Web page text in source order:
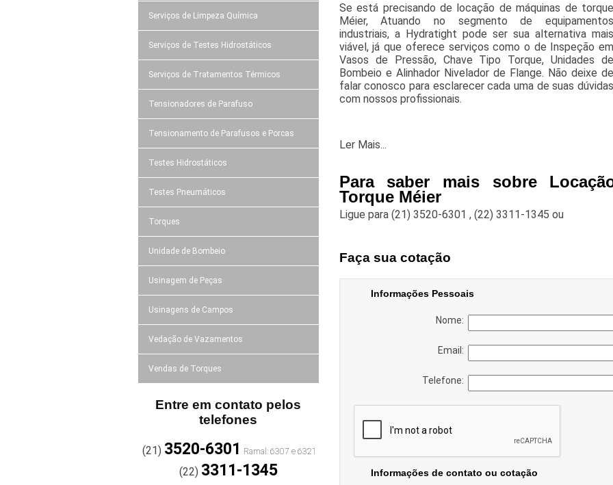
Serviços de Limpeza Química
Serviços de Testes Hidrostáticos
Serviços de Tratamentos Térmicos
Tensionadores de Parafuso
Tensionamento de Parafusos e Porcas
Testes Hidrostáticos
Testes Pneumáticos
Torques
Unidade de Bombeio
Usinagem de Peças
Usinagens de Campos
Vedação de Vazamentos
Vendas de Torques
Entre em contato pelos
telefones
(21) 3520-6301
(22) 3311-1345
Se está precisando de locação de máquinas de torque
Méier, Atuando no segmento de equipamentos
industriais, a Hydratight pode ser sua alternativa mais
viável, já que oferece serviços como o de Inspeção em
Vasos de Pressão, Chave Tipo Torque, Unidades de
Bombeio e Alinhador Nivelador de Flange. Não deixe de
falar conosco para esclarecer cada uma de suas dúvidas
com nossos profissionais.
Ler Mais...
Para saber mais sobre
Torque Méier
Ligue para (21) 3520-6301 , (22) 3311-1345 ou
Faça sua cotação
Informações Pessoais
Nome:
Email:
Telefone:
Informações de contato ou cotação